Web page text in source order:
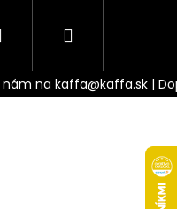
PřihlášeníNákupní
košík